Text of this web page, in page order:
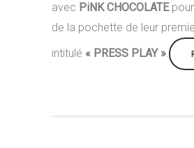
avec PiNK CHOCOLATEpour
de la pochette de leur
intitulé « PRESS PLAY ».